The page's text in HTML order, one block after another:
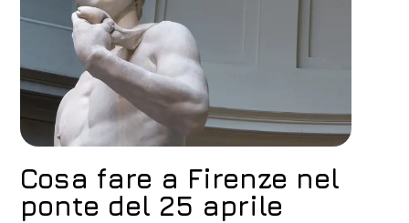
Cosa fare a Firenze nel
ponte del 25 aprile